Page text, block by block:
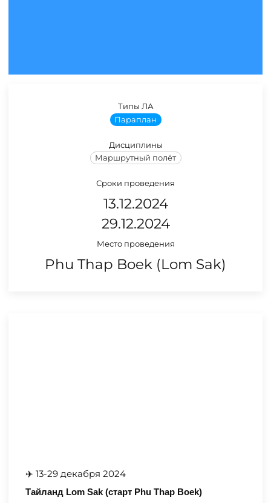
Типы ЛА
Параплан
Дисциплины
Маршрутный полёт
Сроки проведения
13.12.2024
29.12.2024
Место проведения
Phu Thap Boek (Lom Sak)
✈️ 13-29 декабря 2024
Тайланд Lom Sak (старт Phu Thap Boek)